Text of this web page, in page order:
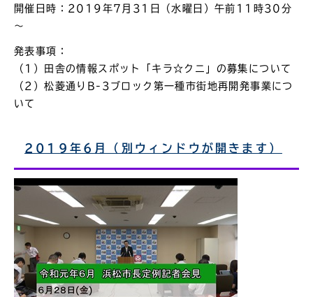
開催日時：2019年7月31日（水曜日）午前11時30分
～
発表事項：
（1）田舎の情報スポット「キラ☆クニ」の募集について
（2）松菱通りB-3ブロック第一種市街地再開発事業につ
いて
2019年6月（別ウィンドウが開きます）